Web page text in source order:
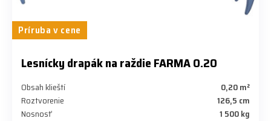
Príruba v cene
Lesnícky drapák na raždie FARMA 0.20
Obsah klieští
0,20 m²
Roztvorenie
126,5 cm
Nosnosť
1 500 kg